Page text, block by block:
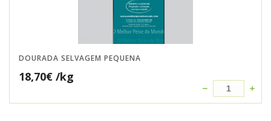
DOURADA SELVAGEM PEQUENA
18,70€ /kg